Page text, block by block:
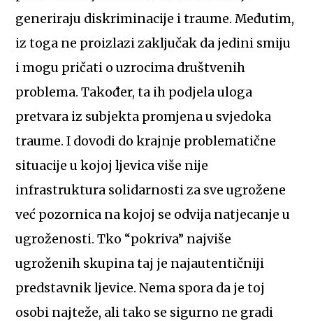
generiraju diskriminacije i traume. Međutim,
iz toga ne proizlazi zaključak da jedini smiju
i mogu pričati o uzrocima društvenih
problema. Također, ta ih podjela uloga
pretvara iz subjekta promjena u svjedoka
traume. I dovodi do krajnje problematične
situacije u kojoj ljevica više nije
infrastruktura solidarnosti za sve ugrožene
već pozornica na kojoj se odvija natjecanje u
ugroženosti. Tko “pokriva” najviše
ugroženih skupina taj je najautentičniji
predstavnik ljevice. Nema spora da je toj
osobi najteže, ali tako se sigurno ne gradi